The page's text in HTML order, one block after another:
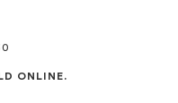
ONLINE.